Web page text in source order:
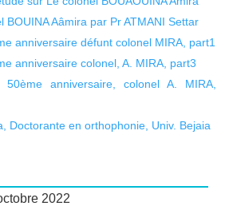
BOUINA Aâmira par Pr ATMANI Settar
anniversaire défunt colonel MIRA, part1
anniversaire colonel, A. MIRA, part3
50ème anniversaire, colonel A. MIRA,
Doctorante en orthophonie, Univ. Bejaia
2022